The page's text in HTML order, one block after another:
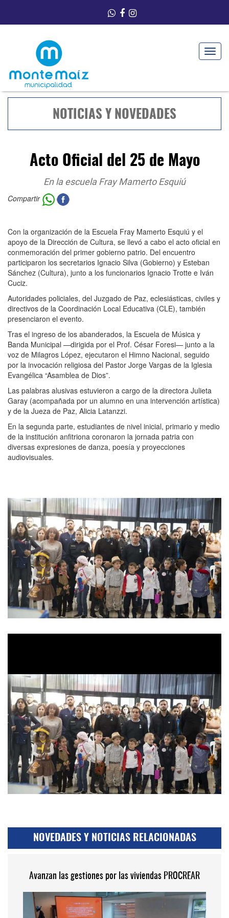
Toggle
NOTICIAS Y NOVEDADES
Acto Oficial del 25 de Mayo
En la escuela Fray Mamerto Esquiú
Compartir
Con la organización de la Escuela Fray Mamerto Esquiú y el
apoyo de la Dirección de Cultura, se llevó a cabo el acto oficial en
conmemoración del primer gobierno patrio. Del encuentro
participaron los secretarios Ignacio Silva (Gobierno) y Esteban
Sánchez (Cultura), junto a los funcionarios Ignacio Trotte e Iván
Cuciz.
Autoridades policiales, del Juzgado de Paz, eclesiásticas, civiles y
directivos de la Coordinación Local Educativa (CLE), también
presenciaron el evento.
Tras el ingreso de los abanderados, la Escuela de Música y
Banda Municipal —dirigida por el Prof. César Foresi— junto a la
voz de Milagros López, ejecutaron el Himno Nacional, seguido
por la invocación religiosa del Pastor Jorge Vargas de la Iglesia
Evangélica “Asamblea de Dios”.
Las palabras alusivas estuvieron a cargo de la directora Julieta
Garay (acompañada por un alumno en una intervención artística)
y de la Jueza de Paz, Alicia Latanzzi.
En la segunda parte, estudiantes de nivel inicial, primario y medio
de la institución anfitriona coronaron la jornada patria con
diversas expresiones de danza, poesía y proyecciones
audiovisuales.
NOVEDADES Y NOTICIAS RELACIONADAS
Avanzan las gestiones por las viviendas PROCREAR